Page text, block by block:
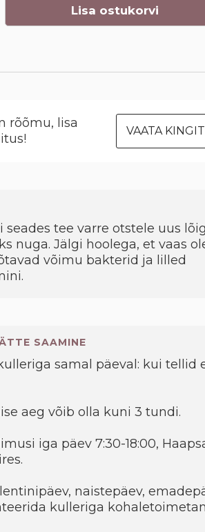
Lisa ostukorvi
rõõmu, lisa
VAATA
seades tee varre otstele uus
nuga. Jälgi hoolega, et vaas
võimu bakterid ja lilled
SAAMINE
samal päeval: kui tellid
aeg võib olla kuni 3 tundi.
iga päev 7:30-18:00,
naistepäev,
kulleriga